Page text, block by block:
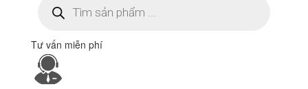
kiếm
sản
Tư vấn miễn phí